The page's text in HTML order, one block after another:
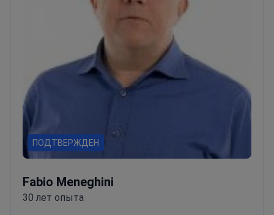
ПОДТВЕРЖДЕН
Fabio Meneghini
30 лет опыта